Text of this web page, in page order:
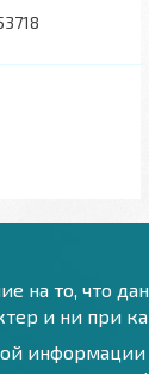
на то, что
и ни при